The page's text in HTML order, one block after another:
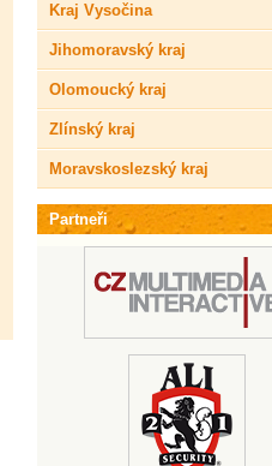
Kraj Vysočina
Jihomoravský kraj
Olomoucký kraj
Zlínský kraj
Moravskoslezský kraj
Partneři